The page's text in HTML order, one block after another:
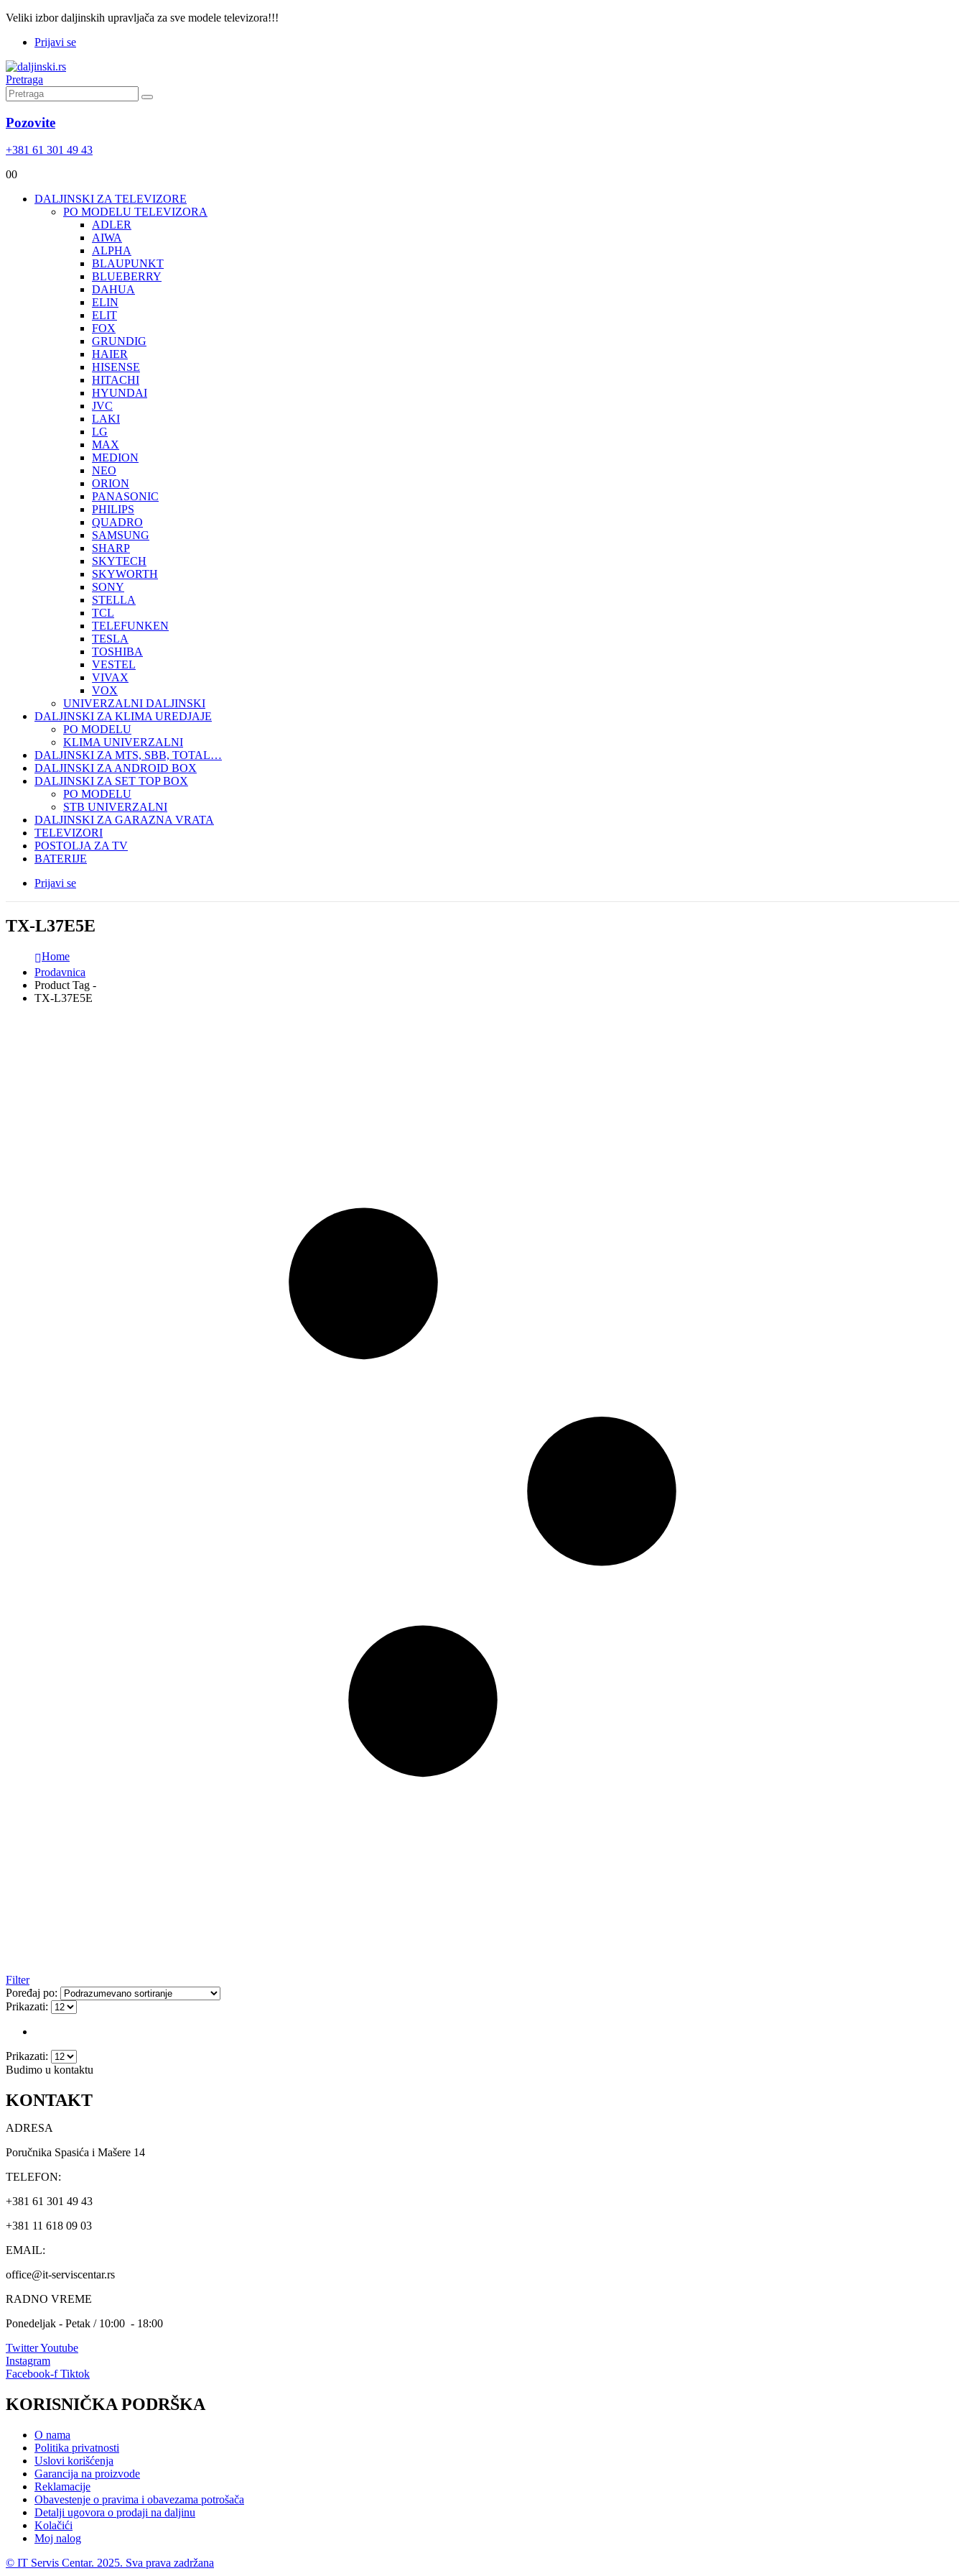
Veliki izbor daljinskih upravljača za sve modele televizora!!!
Prijavi se
Pretraga
Pozovite
+381 61 301 49 43
00
DALJINSKI ZA TELEVIZORE
PO MODELU TELEVIZORA
ADLER
AIWA
ALPHA
BLAUPUNKT
BLUEBERRY
DAHUA
ELIN
ELIT
FOX
GRUNDIG
HAIER
HISENSE
HITACHI
HYUNDAI
JVC
LAKI
LG
MAX
MEDION
NEO
ORION
PANASONIC
PHILIPS
QUADRO
SAMSUNG
SHARP
SKYTECH
SKYWORTH
SONY
STELLA
TCL
TELEFUNKEN
TESLA
TOSHIBA
VESTEL
VIVAX
VOX
UNIVERZALNI DALJINSKI
DALJINSKI ZA KLIMA UREDJAJE
PO MODELU
KLIMA UNIVERZALNI
DALJINSKI ZA MTS, SBB, TOTAL…
DALJINSKI ZA ANDROID BOX
DALJINSKI ZA SET TOP BOX
PO MODELU
STB UNIVERZALNI
DALJINSKI ZA GARAZNA VRATA
TELEVIZORI
POSTOLJA ZA TV
BATERIJE
Prijavi se
TX-L37E5E
Home
Prodavnica
Product Tag -
TX-L37E5E
Filter
Poređaj po:
Prikazati:
Prikazati:
Budimo u kontaktu
KONTAKT
ADRESA
Poručnika Spasića i Mašere 14
TELEFON:
+381 61 301 49 43
+381 11 618 09 03
EMAIL:
office@it-serviscentar.rs
RADNO VREME
Ponedeljak - Petak / 10:00 - 18:00
TwitterYoutube
Instagram
Facebook-f Tiktok
KORISNIČKA PODRŠKA
O nama
Politika privatnosti
Uslovi korišćenja
Garancija na proizvode
Reklamacije
Obavestenje o pravima i obavezama potrošača
Detalji ugovora o prodaji na daljinu
Kolačići
Moj nalog
© IT Servis Centar. 2025. Sva prava zadržana